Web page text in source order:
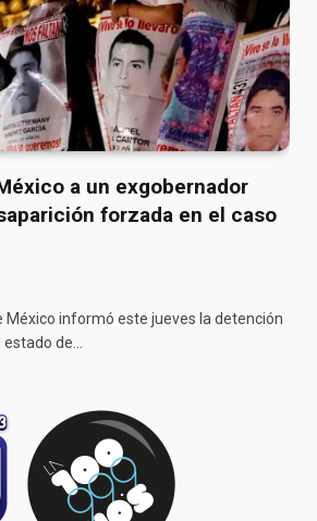
a un exgobernador
forzada en el caso
México informó este jueves la detención
estado de…